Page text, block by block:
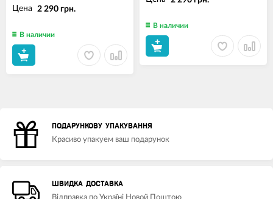
Цена 2 290 грн.
В наличии
В наличии
ПОДАРУНКОВУ УПАКУВАННЯ
Красиво упакуем ваш подарунок
ШВИДКА ДОСТАВКА